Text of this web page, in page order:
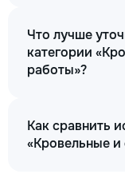
Что лучше
категории
работы»?
Как сравнить
«Кровельные